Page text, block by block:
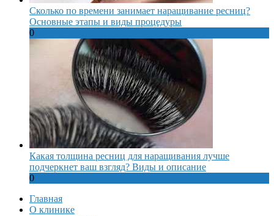
Сколько по времени занимает наращивание ресниц?
Основные этапы и виды процедуры
0
Какая толщина ресниц для наращивания лучше
подчеркнет ваш взгляд? Виды и описание
0
Главная
О клинике